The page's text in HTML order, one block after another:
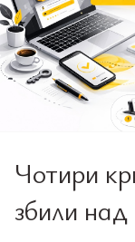
Чотири
збили